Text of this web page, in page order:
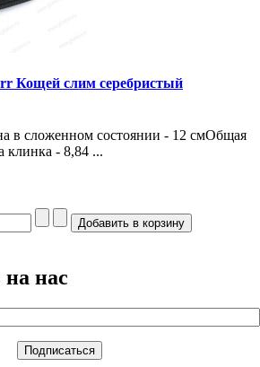
Кощей слим серебристый
в сложенном состоянии - 12 смОбщая
клинка - 8,84 ...
нас